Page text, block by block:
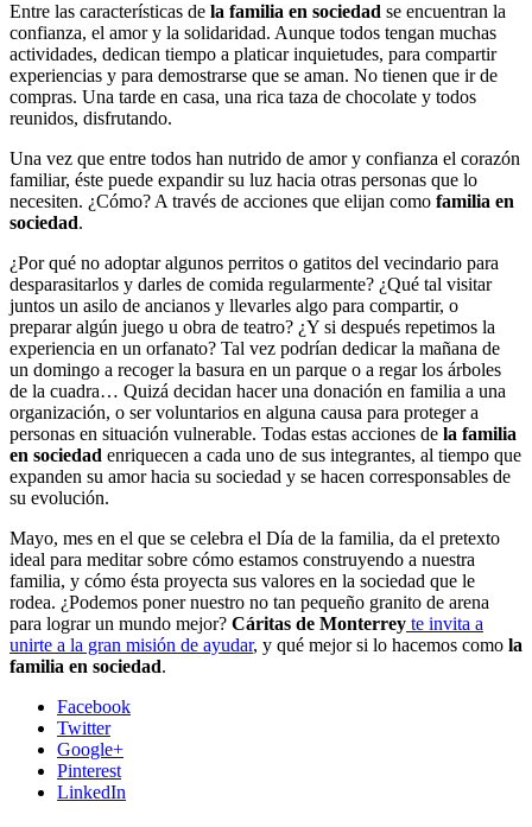
Entre las características de la familia en sociedad se encuentran la
confianza, el amor y la solidaridad. Aunque todos tengan muchas
actividades, dedican tiempo a platicar inquietudes, para compartir
experiencias y para demostrarse que se aman. No tienen que ir de
compras. Una tarde en casa, una rica taza de chocolate y todos
reunidos, disfrutando.
Una vez que entre todos han nutrido de amor y confianza el corazón
familiar, éste puede expandir su luz hacia otras personas que lo
necesiten. ¿Cómo? A través de acciones que elijan como familia en
sociedad.
¿Por qué no adoptar algunos perritos o gatitos del vecindario para
desparasitarlos y darles de comida regularmente? ¿Qué tal visitar
juntos un asilo de ancianos y llevarles algo para compartir, o
preparar algún juego u obra de teatro? ¿Y si después repetimos la
experiencia en un orfanato? Tal vez podrían dedicar la mañana de
un domingo a recoger la basura en un parque o a regar los árboles
de la cuadra… Quizá decidan hacer una donación en familia a una
organización, o ser voluntarios en alguna causa para proteger a
personas en situación vulnerable. Todas estas acciones de la familia
en sociedad enriquecen a cada uno de sus integrantes, al tiempo que
expanden su amor hacia su sociedad y se hacen corresponsables de
su evolución.
Mayo, mes en el que se celebra el Día de la familia, da el pretexto
ideal para meditar sobre cómo estamos construyendo a nuestra
familia, y cómo ésta proyecta sus valores en la sociedad que le
rodea. ¿Podemos poner nuestro no tan pequeño granito de arena
para lograr un mundo mejor? Cáritas de Monterrey te invita a
unirte a la gran misión de ayudar, y qué mejor si lo hacemos como la
familia en sociedad.
Facebook
Twitter
Google+
Pinterest
LinkedIn